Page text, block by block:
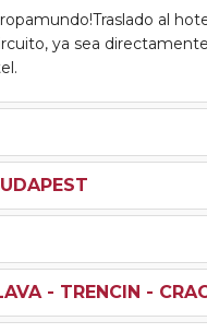
al
ya sea
- TRENCIN -